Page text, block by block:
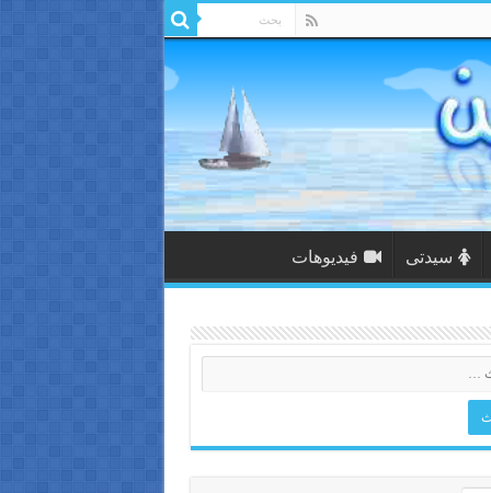
سيدتى فيديوهات